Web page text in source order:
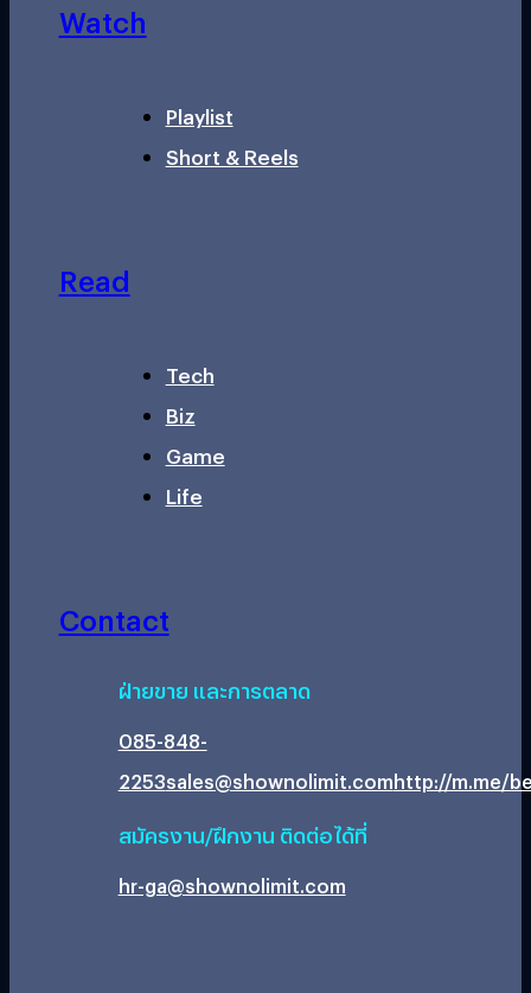
Watch
Playlist
Short & Reels
Read
Tech
Biz
Game
Life
Contact
ฝ่ายขาย และการตลาด
085-848-
2253sales@shownolimit.comhttp://m.me/
สมัครงาน/ฝึกงาน ติดต่อได้ที่
hr-ga@shownolimit.com